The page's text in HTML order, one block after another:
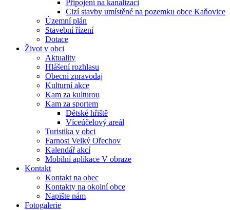
Připojení na kanalizaci
Cizí stavby umístěné na pozemku obce Kaňovice
Územní plán
Stavební řízení
Dotace
Život v obci
Aktuality
Hlášení rozhlasu
Obecní zpravodaj
Kulturní akce
Kam za kulturou
Kam za sportem
Dětské hřiště
Víceúčelový areál
Turistika v obci
Farnost Velký Ořechov
Kalendář akcí
Mobilní aplikace V obraze
Kontakt
Kontakt na obec
Kontakty na okolní obce
Napište nám
Fotogalerie